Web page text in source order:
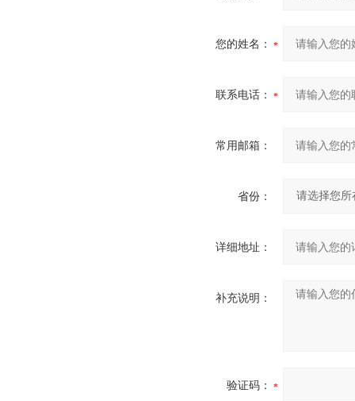
您的姓名：
联系电话：
常用邮箱：
省份：
详细地址：
补充说明：
验证码：